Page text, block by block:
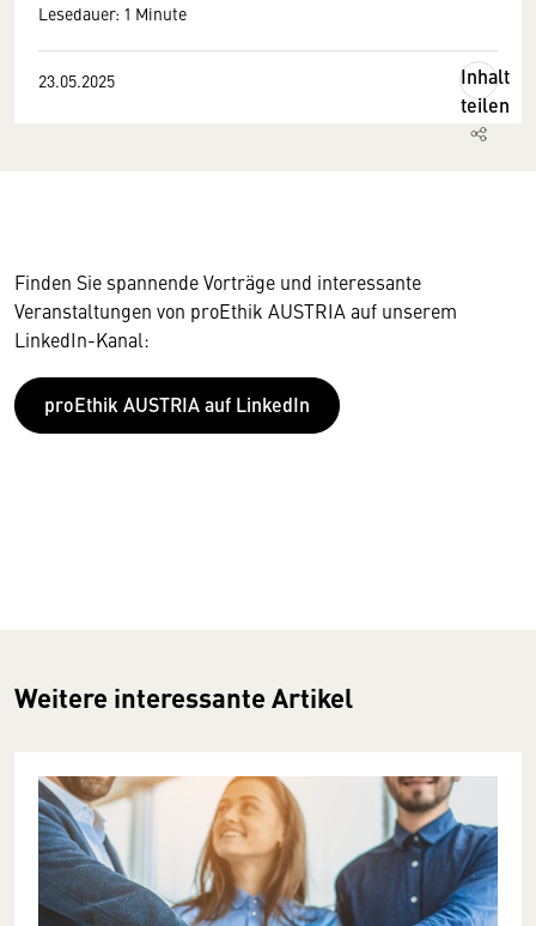
Lesedauer: 1 Minute
23.05.2025
Inhalt
teilen
Finden Sie spannende Vorträge und interessante
Veranstaltungen von proEthik AUSTRIA auf unserem
LinkedIn-Kanal:
proEthik AUSTRIA auf LinkedIn
Weitere interessante Artikel